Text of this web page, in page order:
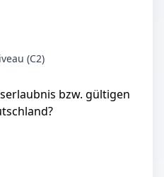
(C2)
bzw. gültigen